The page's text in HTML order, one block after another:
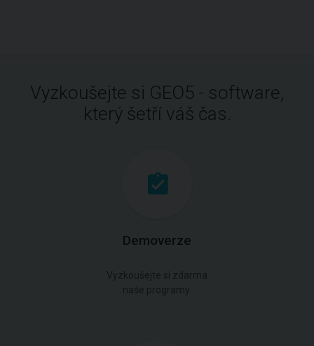
Vyzkoušejte si GEO5 - software,
který šetří váš čas.
Demoverze
Vyzkoušejte si zdarma
naše programy.